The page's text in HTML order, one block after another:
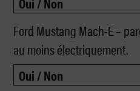
Ford Mustang Mach-E –
au moins électriquement.